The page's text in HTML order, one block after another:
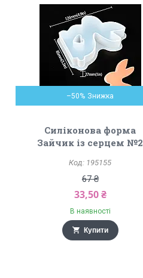
–50%
Силіконова форма
Зайчик із серцем №2
195155
67 ₴
33,50 ₴
В наявності
Купити